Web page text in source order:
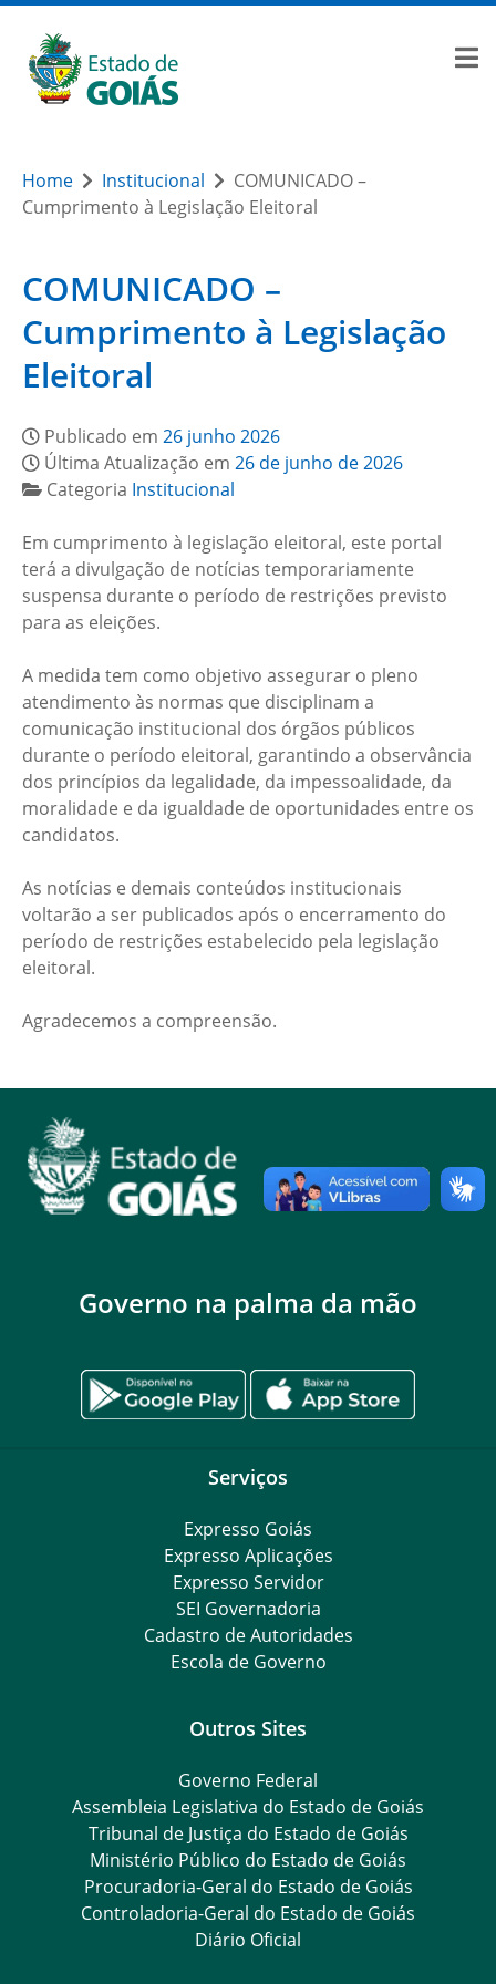
Home Institucional
COMUNICADO –
Cumprimento à Legislação Eleitoral
COMUNICADO –
Cumprimento à Legislação
Eleitoral
Publicado em 26 junho 2026
Última Atualização em 26 de junho de 2026
Categoria Institucional
Em cumprimento à legislação eleitoral, este portal
terá a divulgação de notícias temporariamente
suspensa durante o período de restrições previsto
para as eleições.
A medida tem como objetivo assegurar o pleno
atendimento às normas que disciplinam a
comunicação institucional dos órgãos públicos
durante o período eleitoral, garantindo a observância
dos princípios da legalidade, da impessoalidade, da
moralidade e da igualdade de oportunidades entre os
candidatos.
As notícias e demais conteúdos institucionais
voltarão a ser publicados após o encerramento do
período de restrições estabelecido pela legislação
eleitoral.
Agradecemos a compreensão.
Governo na palma da mão
Serviços
Expresso Goiás
Expresso Aplicações
Expresso Servidor
SEI Governadoria
Cadastro de Autoridades
Escola de Governo
Outros Sites
Governo Federal
Assembleia Legislativa do Estado de Goiás
Tribunal de Justiça do Estado de Goiás
Ministério Público do Estado de Goiás
Procuradoria-Geral do Estado de Goiás
Controladoria-Geral do Estado de Goiás
Diário Oficial